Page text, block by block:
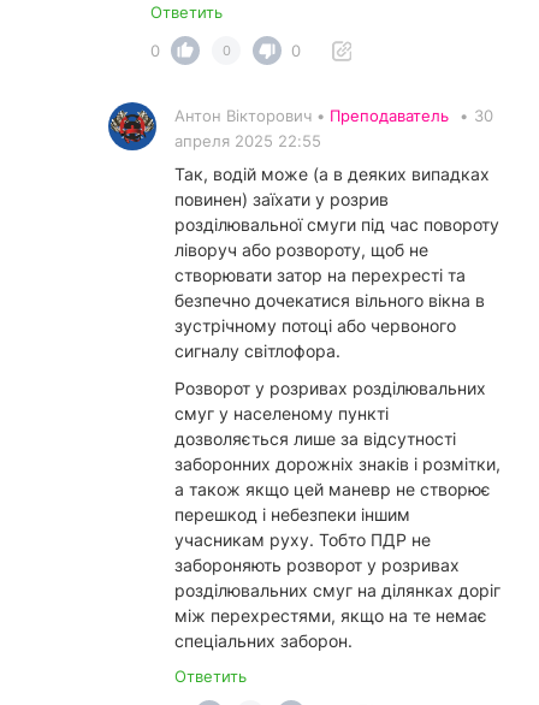
Ответить
0
0 0
Антон Вікторович • Преподаватель • 30
апреля 2025 22:55
Так, водій може (а в деяких випадках
повинен) заїхати у розрив
розділювальної смуги під час повороту
ліворуч або розвороту, щоб не
створювати затор на перехресті та
безпечно дочекатися вільного вікна в
зустрічному потоці або червоного
сигналу світлофора.
Розворот у розривах розділювальних
смуг у населеному пункті
дозволяється лише за відсутності
заборонних дорожніх знаків і розмітки,
а також якщо цей маневр не створює
перешкод і небезпеки іншим
учасникам руху. Тобто ПДР не
забороняють розворот у розривах
розділювальних смуг на ділянках доріг
між перехрестями, якщо на те немає
спеціальних заборон.
Ответить